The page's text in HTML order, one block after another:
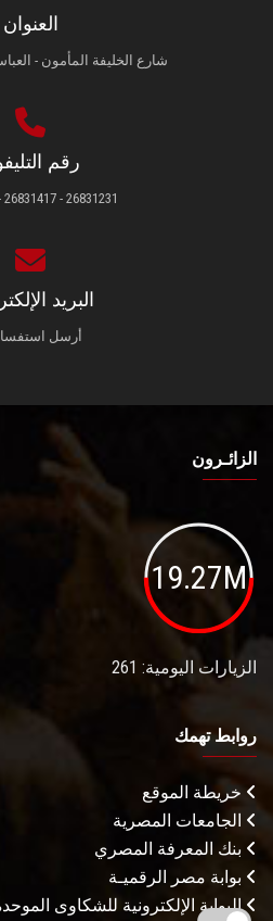
العنوان
شارع الخليفة المأمون -
رقم
26831231 - 26831417 - 26831474
البريد
أرسل
الزائـرون
19.27M
الزيارات اليومية: 261
روابط تهمك
خريطة الموقع
الجامعات المصرية
بنك المعرفة المصري
بوابة مصر الرقميـة
البوابة الإلكترونية للشكاوى